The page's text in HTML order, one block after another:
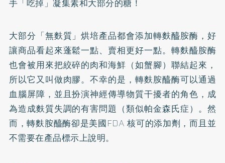
手「吃掉」凝集素和大部分的糖！
大部分「無麩質」烘培產品都會添加轉麩醯胺酶，好
讓商品看起來蓬鬆一點、賣相更好一點。轉麩醯胺酶
也會被用來把絞碎的肉和海鮮（如蟹腳）聯結起來，
所以它又叫做肉膠。不幸的是，轉麩胺醯酶可以通過
血腦屏障，並且扮演神經傳導物質干擾者的角色，成
為造成麩質失調的有害問題（類似帕金森氏症）。然
而，轉麩胺醯酶卻是美國FDA 核可的添加劑，而且並
不需要在產品標示上說明。